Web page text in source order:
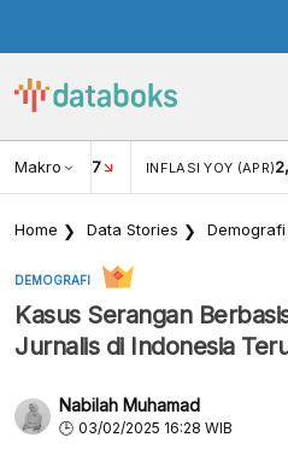
Makro
USD/IDR 17 INFLASI YOY (APR)
Home Data Stories Demografi
DEMOGRAFI
Kasus Serangan
Jurnalis di Indonesia
Nabilah Muhamad
03/02/2025 16:28 WIB